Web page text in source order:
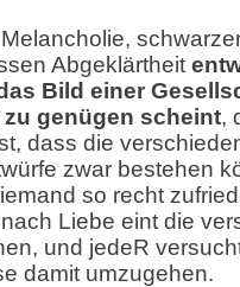
Abgeklärtheit
Bild einer
genügen scheint,
dass die
zwar bestehen
so recht
Liebe eint die
und jedeR
damit umzugehen.